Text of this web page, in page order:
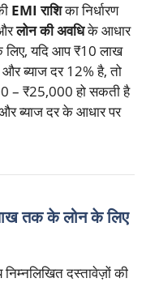
EMI राशिका निर्धारण
लोन की अवधिके आधार
लिए, यदि आप ₹10 लाख
ब्याज दर 12% है, तो
– ₹25,000 हो सकती है
ब्याज दर के आधार पर
तक के लोन के लिए
दस्तावेज़ों की